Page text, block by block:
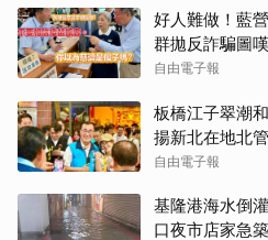
好人難做！藍
群拋反詐騙圖
自由電子報
板橋江子翠潮
揚新北在地北
自由電子報
基隆港海水倒
口夜市店家急